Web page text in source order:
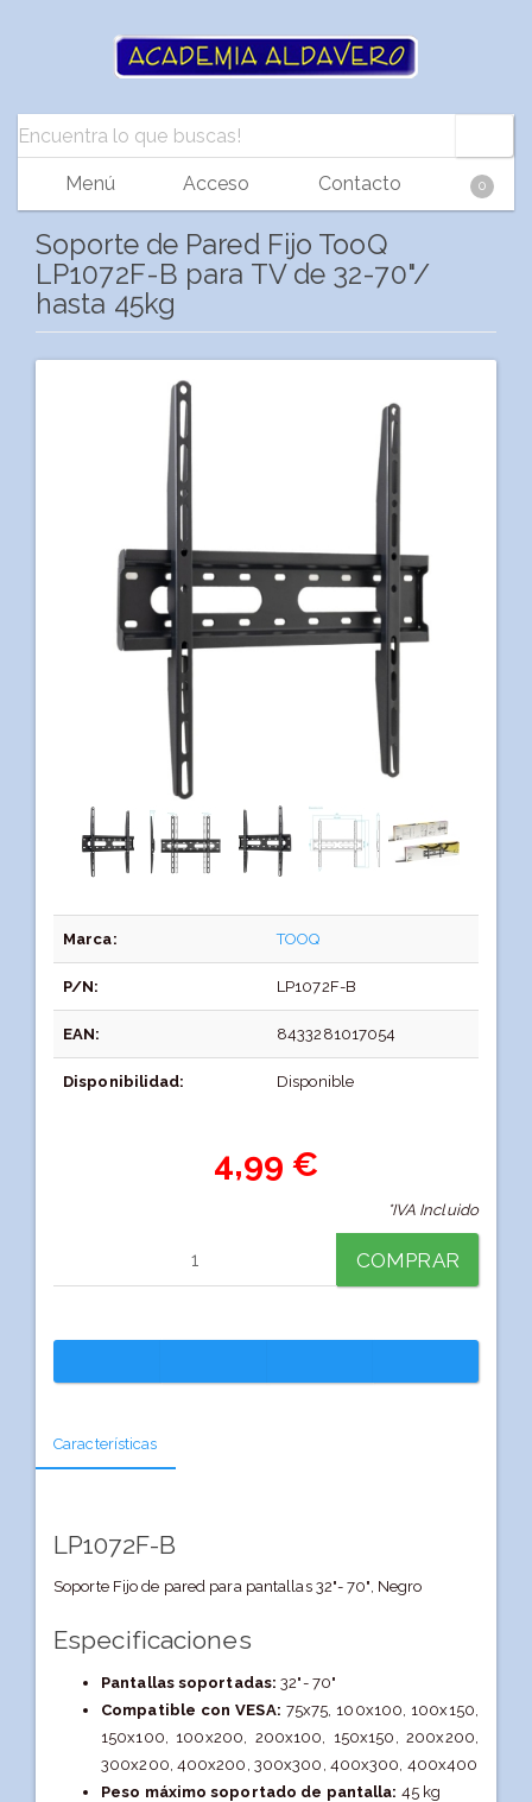
Menú Acceso Contacto 0
Soporte de Pared Fijo TooQ
LP1072F-B para TV de 32-70"/
hasta 45kg
Marca: TOOQ
P/N: LP1072F-B
EAN: 8433281017054
Disponibilidad: Disponible
4,99 €
*IVA Incluido
COMPRAR
Características
LP1072F-B
Soporte Fijo de pared para pantallas 32"- 70", Negro
Especificaciones
Pantallas soportadas: 32"- 70"
Compatible con VESA: 75x75, 100x100, 100x150,
150x100, 100x200, 200x100, 150x150, 200x200,
300x200, 400x200, 300x300, 400x300, 400x400
Peso máximo soportado de pantalla: 45 kg